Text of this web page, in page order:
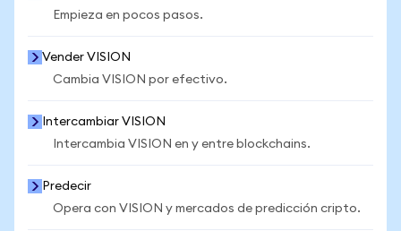
Empieza en pocos pasos.
Vender VISION
Cambia VISION por efectivo.
Intercambiar VISION
Intercambia VISION en y entre blockchains.
Predecir
Opera con VISION y mercados de predicción cripto.